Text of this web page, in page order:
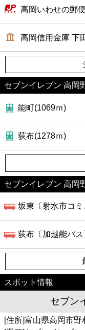
銀行
公共
ホテル
高岡いわせの郵
高岡信用金庫 下
セブンイレブン 高岡
能町(1069ｍ)
荻布(1278ｍ)
セブンイレブン 高岡
坂東〔射水市コ
荻布〔加越能バ
スポット情報
セブン
[住所]富山県高岡市野